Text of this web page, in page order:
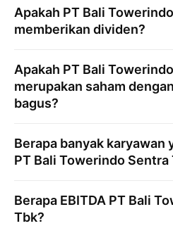
Apakah PT Bali
memberikan dividen?
Apakah PT Bali
merupakan saham
bagus?
Berapa banyak karyawan
PT Bali Towerindo Sentra
Berapa EBITDA PT Bali
Tbk?